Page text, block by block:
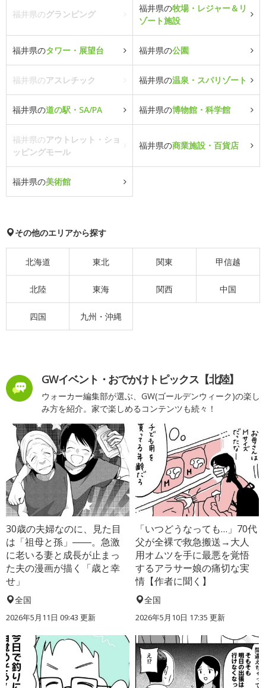
福井県のグランピング
福井県の牧場・レジャー＆リ
ゾート施設
福井県のタワー・展望台 福井県の公園
福井県のアスレチック 福井県の温泉・スパリゾート
福井県の道の駅・SA/PA 福井県の博物館・科学館
福井県のアウトレット・ショ
ッピングモール
福井県の商業施設・百貨店
福井県の美術館
その他のエリアから探す
北海道 東北 関東 甲信越
北陸 東海 関西 中国
四国 九州・沖縄
GWイベント・おでかけトピックス【北陸】
ウォーカー編集部が選ぶ、GW(ゴールデンウィーク)の楽し
み方を紹介。家で楽しめるコンテンツも続々！
30歳の夫婦なのに、見た目
は「祖母と孫」――。急激
に老いる妻と成長が止まっ
た夫の漫画が描く「歳と幸
せ」
全国
2026年5月11日 09:43 更新
「いつどうなっても…」70代
父が全裸で救急搬送→大人
用オムツを手に最悪を覚悟
するアラサー娘の痛切な実
情【作者に聞く】
全国
2026年5月10日 17:35 更新